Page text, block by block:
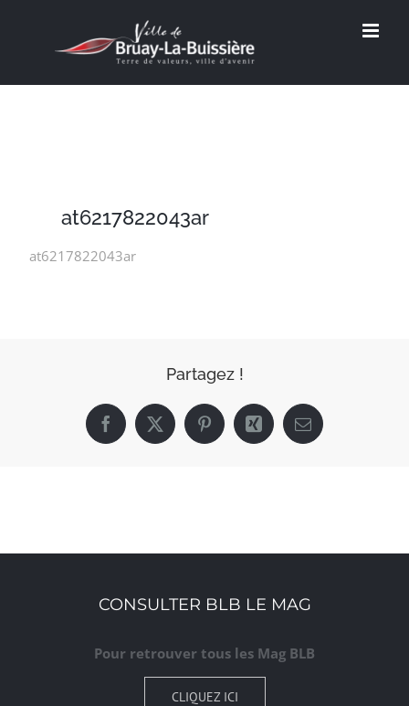
at6217822043ar
at6217822043ar
Partagez !
Facebook
X PinterestXing Email
CONSULTER BLB LE MAG
Pour retrouver tous les Mag BLB
CLIQUEZ ICI